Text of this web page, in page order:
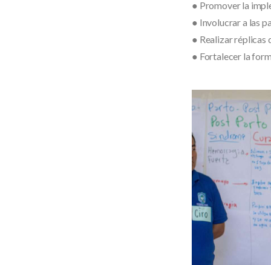
● Promover la
● Involucrar a las
● Realizar réplicas
● Fortalecer la